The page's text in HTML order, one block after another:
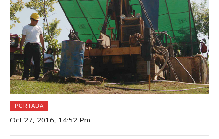
PORTADA
Oct 27, 2016, 14:52 Pm